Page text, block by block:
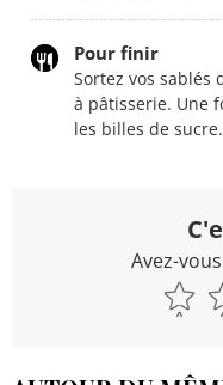
Pour finir
Sortez vos
à pâtisserie. Une
les billes de sucre.
Avez-